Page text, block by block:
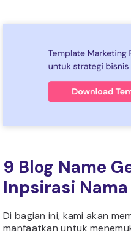
9 Blog Name
Inpsirasi Nama
Di bagian ini, kami akan
manfaatkan untuk